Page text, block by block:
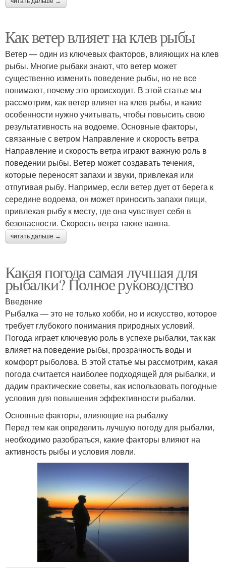
Как ветер влияет на клев рыбы
Ветер — один из ключевых факторов, влияющих на клев
рыбы. Многие рыбаки знают, что ветер может
существенно изменить поведение рыбы, но не все
понимают, почему это происходит. В этой статье мы
рассмотрим, как ветер влияет на клев рыбы, и какие
особенности нужно учитывать, чтобы повысить свою
результативность на водоеме. Основные факторы,
связанные с ветром Направление и скорость ветра
Направление и скорость ветра играют важную роль в
поведении рыбы. Ветер может создавать течения,
которые переносят запахи и звуки, привлекая или
отпугивая рыбу. Например, если ветер дует от берега к
середине водоема, он может приносить запахи пищи,
привлекая рыбу к месту, где она чувствует себя в
безопасности. Скорость ветра также важна.
читать дальше →
Какая погода самая лучшая для
рыбалки? Полное руководство
Введение
Рыбалка — это не только хобби, но и искусство, которое
требует глубокого понимания природных условий.
Погода играет ключевую роль в успехе рыбалки, так как
влияет на поведение рыбы, прозрачность воды и
комфорт рыболова. В этой статье мы рассмотрим, какая
погода считается наиболее подходящей для рыбалки, и
дадим практические советы, как использовать погодные
условия для повышения эффективности рыбалки.
Основные факторы, влияющие на рыбалку
Перед тем как определить лучшую погоду для рыбалки,
необходимо разобраться, какие факторы влияют на
активность рыбы и условия ловли.